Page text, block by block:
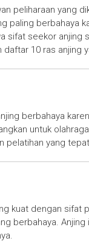
peliharaan yang
paling berbahaya
sifat seekor anjing
daftar 10 ras anjing
berbahaya
untuk
pelatihan yang
kuat dengan
berbahaya.